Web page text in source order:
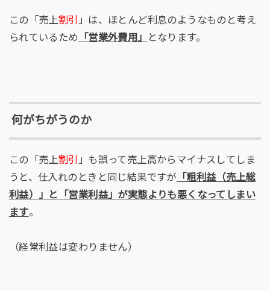
この「売上割引
」は、ほとんど利息のようなものと考え
られているため 「営業外費用」 となります。
何がちがうのか
この「売上割引
」も誤って売上高からマイナスしてしま
うと、仕入れのときと同じ結果ですが 「粗利益（売上総
利益）」と「営業利益」が実態よりも悪くなってしまい
ます。
（経常利益は変わりません）